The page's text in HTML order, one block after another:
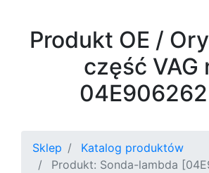
Produkt OE /
część VAG
Sklep
Katalog produktów
Produkt: Sonda-lambda